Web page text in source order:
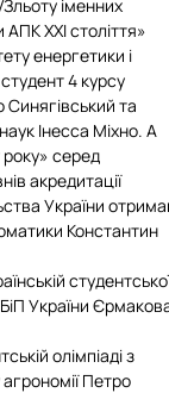
Зльоту іменних
АПК ХХІ століття»
енергетики і
4 курсу
Синягівський та
Інесса Міхно. А
серед
акредитації
України
Константин
України
олімпіаді з
Петро